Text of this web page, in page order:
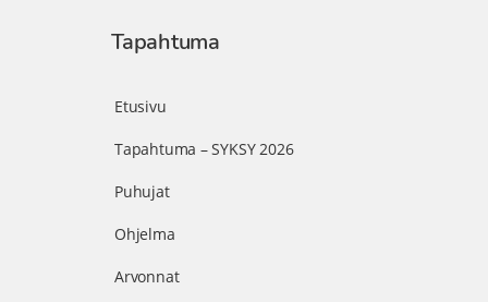
Tapahtuma
Etusivu
Tapahtuma – SYKSY 2026
Puhujat
Ohjelma
Arvonnat